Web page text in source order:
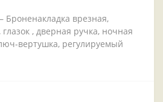
Броненакладка врезная,
, дверная ручка, ночная
вертушка, регулируемый